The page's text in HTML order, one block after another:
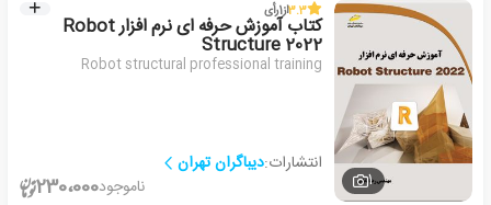
1
3.3از1رأی
کتاب آموزش حرفه ای نرم افزار Robot
Structure 2022
Robot structural professional training
انتشارات:دیباگران تهران
ناموجود230،000